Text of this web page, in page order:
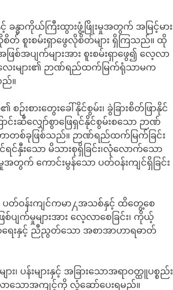
ဓာကိုယ်ကြီးထွားဖွံ့ဖြိုးမှုအတွက် အမြင့်မား
တ် စူးစမ်းရှာဖွေလိုစိတ်များ ရှိကြသည်။ ထို
အပျက်များအား စူးစမ်းရှာဖွေ၍ လေ့လာ
ေးများ၏ ဉာဏ်ရည်ထက်မြက်ရုံသာမက
ည်။
းစားတွေးခေါ်နိုင်စွမ်း၊ ခွဲခြားစိတ်ဖြာနိုင်
င်းဆီလျှော်စွာဖြေရှင်နိုင်စွမ်းစသော ဉာဏ်
စ်ခုဖြစ်သည်။ ဉာဏ်ရည်ထက်မြက်ခြင်း
နှီးသော မိသားစုရှိခြင်း၊လုံလောက်သော
အတွက် ကောင်းမွန်သော ပတ်ဝန်းကျင်ရှိခြင်း
း ပတ်ဝန်းကျင်ကမာ႓အသစ်နှင့် ထိတွေ့စေ
ြစ်ပျက်မှုများအား လေ့လာစေခြင်း၊ ကိုယ့်
ာရေးနှင့် ညီညွတ်သော အစာအာဟာရဓာတ်
း၊ ပန်းများနှင့် အခြားသောအရာဝတ္ထူပစ္စည်း
သောအကျင့်ကို လှုံဆော်ပေးရမည်။